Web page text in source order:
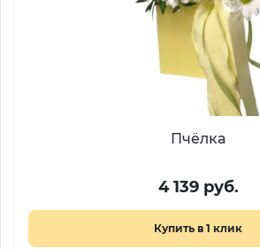
Пчёлка
4 139 руб.
Купить в 1 клик